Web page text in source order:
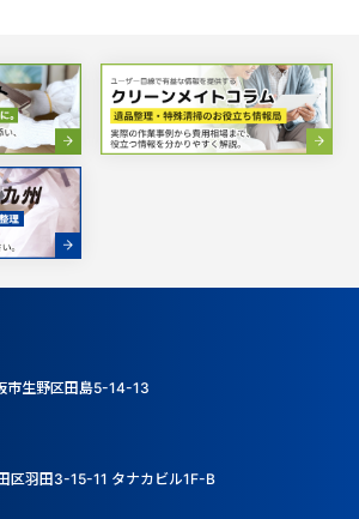
市生野区田島5-14-13
区羽田3-15-11 タナカビル1F-B